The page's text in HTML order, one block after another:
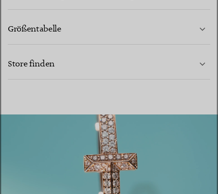
Größentabelle
Store finden
EINEN STORE IN IHRER NÄHE FINDEN